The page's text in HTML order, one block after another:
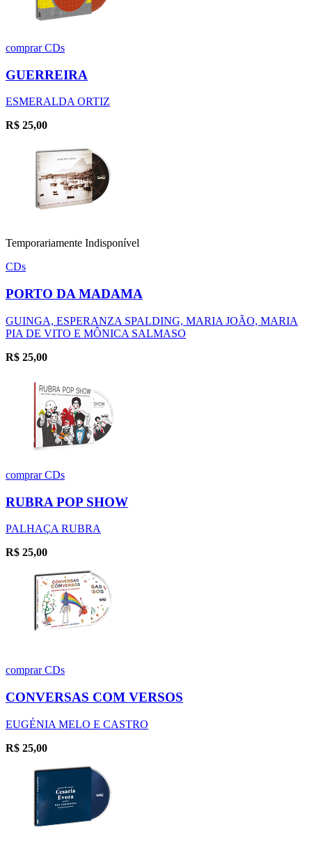
comprarCDs
GUERREIRA
ESMERALDA ORTIZ
R$ 25,00
Temporariamente Indisponível
CDs
PORTO DA MADAMA
GUINGA, ESPERANZA SPALDING, MARIA JOÃO, MARIA
PIA DE VITO E MÔNICA SALMASO
R$ 25,00
comprarCDs
RUBRA POP SHOW
PALHAÇA RUBRA
R$ 25,00
comprarCDs
CONVERSAS COM VERSOS
EUGÉNIA MELO E CASTRO
R$ 25,00